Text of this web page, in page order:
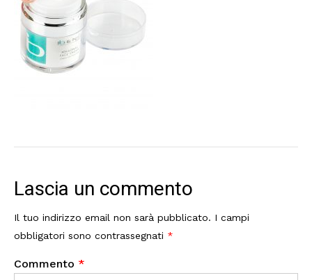
Lascia un commento
Il tuo indirizzo email non sarà pubblicato. I campi
obbligatori sono contrassegnati *
Commento *